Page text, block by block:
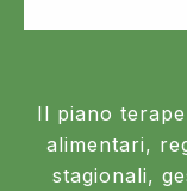
Il piano
alimentari,
stagionali,